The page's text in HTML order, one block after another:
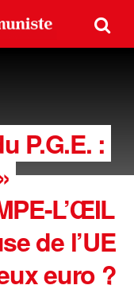
P.G.E. :
L’ŒIL
de l’UE
euro ?